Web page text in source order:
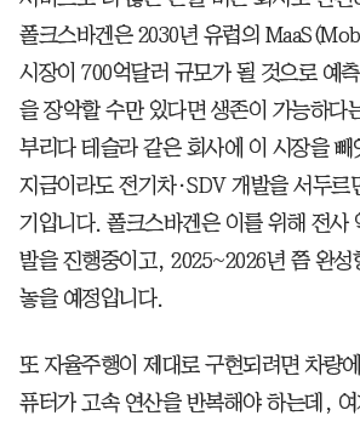
폴크스바겐은 2030년 유럽의
시장이 700억달러 규모가 될 것으로 예
을 장악할 수만 있다면 생존이 가능하다
부리다 테슬라 같은 회사에 이 시장을
지금이라도 전기차·SDV 개발을 서두르
기입니다. 폴크스바겐은 이를 위해 전사
발을 진행중이고, 2025~2026년 쯤 완성
놓을 예정입니다.
또 자율주행이 제대로 구현되려면 차량
퓨터가 고속 연산을 반복해야 하는데,